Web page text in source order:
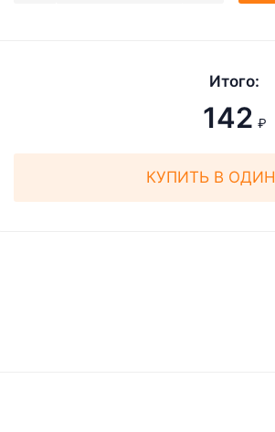
Итого:
142 ₽
КУПИТЬ В